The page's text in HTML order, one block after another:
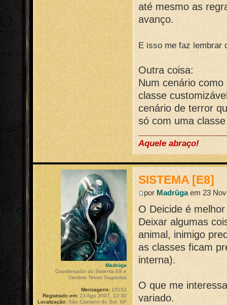
até mesmo as
avanço.
E isso me faz lembrar
Outra coisa:
Num cenário
classe
cenário de terror
só com uma
Aquele abraço!
SISTEMA [E8]
por Madrügaem 23
O Deicide é
Deixar algumas
animal, inimigo
as classes ficam
interna).
O que me
variado.
Madrüga
Coordenador do Sistema E8 e
Cenário Terras Sagradas
Mensagens: 10153
Registrado em: 23 Ago 2007, 12:30
Localização: São Caetano do Sul, SP